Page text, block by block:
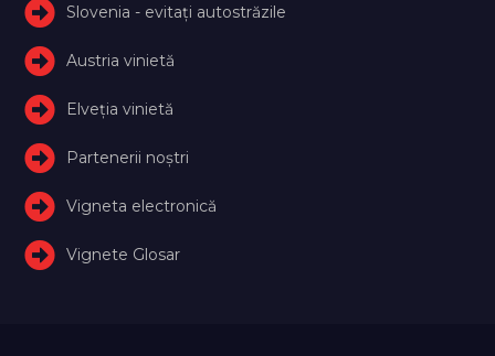
Slovenia - evitați autostrăzile
Austria vinietă
Elveţia vinietă
Partenerii noștri
Vigneta electronică
Vignete Glosar